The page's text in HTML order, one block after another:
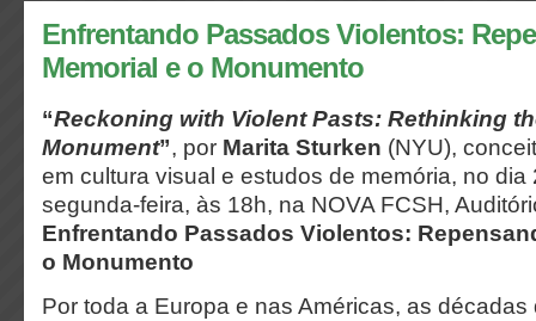
Enfrentando Passados Violentos:
Memorial e o Monumento
“Reckoning with Violent Pasts: Rethinking
Monument”, por Marita Sturken (NYU),
em cultura visual e estudos de memória, no dia
segunda-feira, às 18h, na NOVA FCSH,
Enfrentando Passados Violentos:
o Monumento
Por toda a Europa e nas Américas, as